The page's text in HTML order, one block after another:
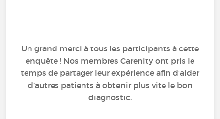
Un grand merci à tous les participants à cette
enquête ! Nos membres Carenity ont pris le
temps de partager leur expérience afin d’aider
d’autres patients à obtenir plus vite le bon
diagnostic.